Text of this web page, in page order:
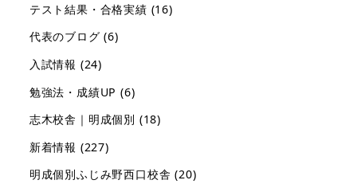
テスト結果・合格実績 (16)
代表のブログ (6)
入試情報 (24)
勉強法・成績UP (6)
志木校舎｜明成個別 (18)
新着情報 (227)
明成個別ふじみ野西口校舎 (20)